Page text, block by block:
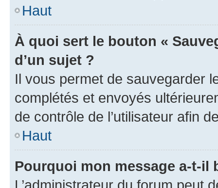
Haut
À quoi sert le bouton «
d’un sujet ?
Il vous permet de sauvegarder
complétés et envoyés
de contrôle de l’utilisateur afin
Haut
Pourquoi mon message a-t-il